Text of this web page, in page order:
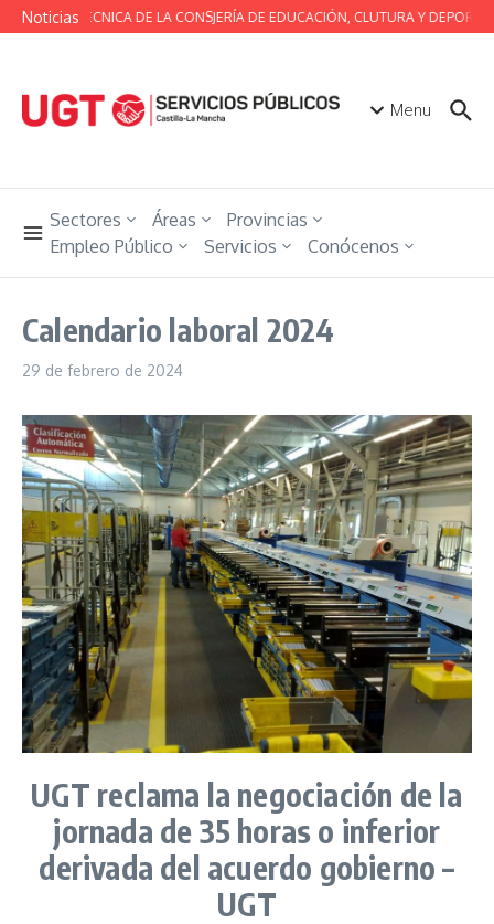
Saltar al contenido
Noticias
MESA TÉCNICA DE LA CONSJERÍA DE EDUCACIÓN, CLUTURA Y
Menu
Sectores Áreas
Provincias
Empleo Público
Servicios Conócenos
Calendario laboral 2024
29 de febrero de 2024
UGT reclama la negociación de la
jornada de 35 horas o inferior
derivada del acuerdo gobierno –
UGT